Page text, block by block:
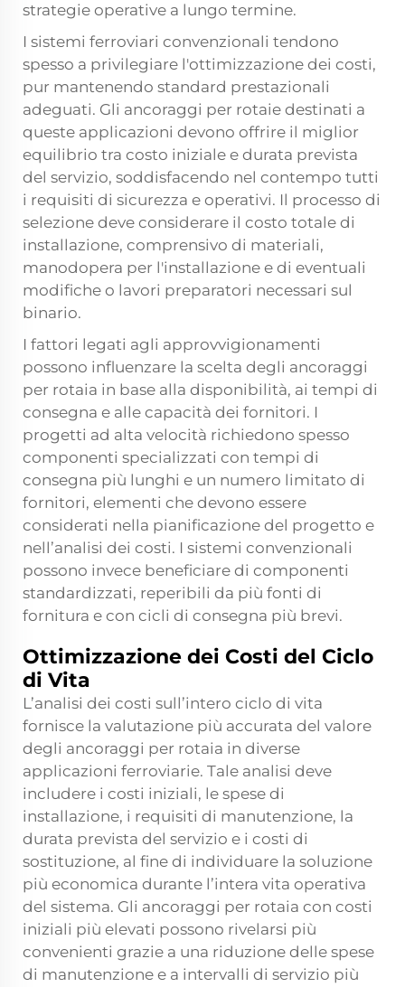
strategie operative a lungo termine.
I sistemi ferroviari convenzionali tendono
spesso a privilegiare l'ottimizzazione dei costi,
pur mantenendo standard prestazionali
adeguati. Gli ancoraggi per rotaie destinati a
queste applicazioni devono offrire il miglior
equilibrio tra costo iniziale e durata prevista
del servizio, soddisfacendo nel contempo tutti
i requisiti di sicurezza e operativi. Il processo di
selezione deve considerare il costo totale di
installazione, comprensivo di materiali,
manodopera per l'installazione e di eventuali
modifiche o lavori preparatori necessari sul
binario.
I fattori legati agli approvvigionamenti
possono influenzare la scelta degli ancoraggi
per rotaia in base alla disponibilità, ai tempi di
consegna e alle capacità dei fornitori. I
progetti ad alta velocità richiedono spesso
componenti specializzati con tempi di
consegna più lunghi e un numero limitato di
fornitori, elementi che devono essere
considerati nella pianificazione del progetto e
nell’analisi dei costi. I sistemi convenzionali
possono invece beneficiare di componenti
standardizzati, reperibili da più fonti di
fornitura e con cicli di consegna più brevi.
Ottimizzazione dei Costi del Ciclo
di Vita
L’analisi dei costi sull’intero ciclo di vita
fornisce la valutazione più accurata del valore
degli ancoraggi per rotaia in diverse
applicazioni ferroviarie. Tale analisi deve
includere i costi iniziali, le spese di
installazione, i requisiti di manutenzione, la
durata prevista del servizio e i costi di
sostituzione, al fine di individuare la soluzione
più economica durante l’intera vita operativa
del sistema. Gli ancoraggi per rotaia con costi
iniziali più elevati possono rivelarsi più
convenienti grazie a una riduzione delle spese
di manutenzione e a intervalli di servizio più